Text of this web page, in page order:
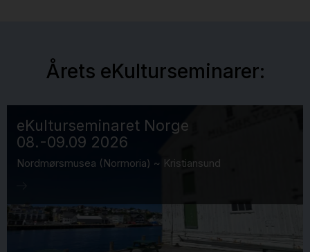
Årets eKulturseminarer:
eKulturseminaret Norge
08.-09.09 2026
Nordmørsmusea (Normoria) ~ Kristiansund